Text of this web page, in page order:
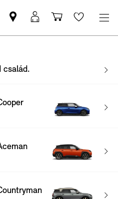
MINI-
partner
MyMINI
belépés
Wishlist
család.